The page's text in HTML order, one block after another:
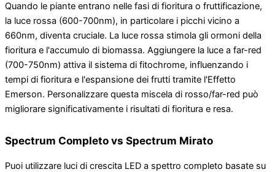
Quando le piante entrano nelle fasi di fioritura o fruttificazione,
la luce rossa (600-700nm), in particolare i picchi vicino a
660nm, diventa cruciale. La luce rossa stimola gli ormoni della
fioritura e l'accumulo di biomassa. Aggiungere la luce a far-red
(700-750nm) attiva il sistema di fitochrome, influenzando i
tempi di fioritura e l'espansione dei frutti tramite l'Effetto
Emerson. Personalizzare questa miscela di rosso/far-red può
migliorare significativamente i risultati di fioritura e resa.
Spectrum Completo vs Spectrum Mirato
Puoi utilizzare luci di crescita LED a spettro completo basate su